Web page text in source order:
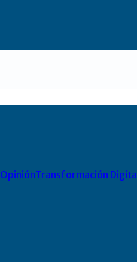
OpiniónTransformación Digital